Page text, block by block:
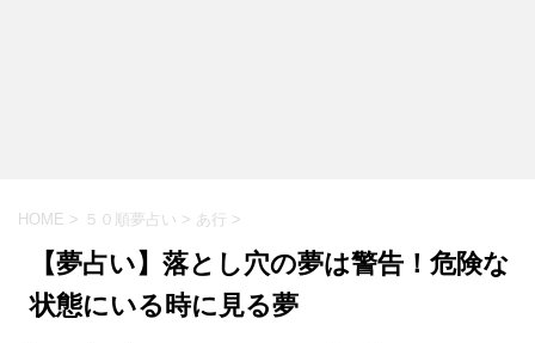
HOME > ５０順夢占い > あ行 >
【夢占い】落とし穴の夢は警告！危険な
状態にいる時に見る夢